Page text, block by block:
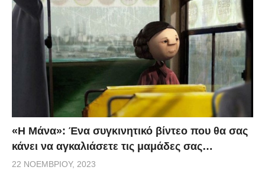
«H Μάνα»: Ένα συγκινητικό βίντεο που θα σας
κάνει να αγκαλιάσετε τις μαμάδες σας…
22 ΝΟΕΜΒΡΊΟΥ, 2023